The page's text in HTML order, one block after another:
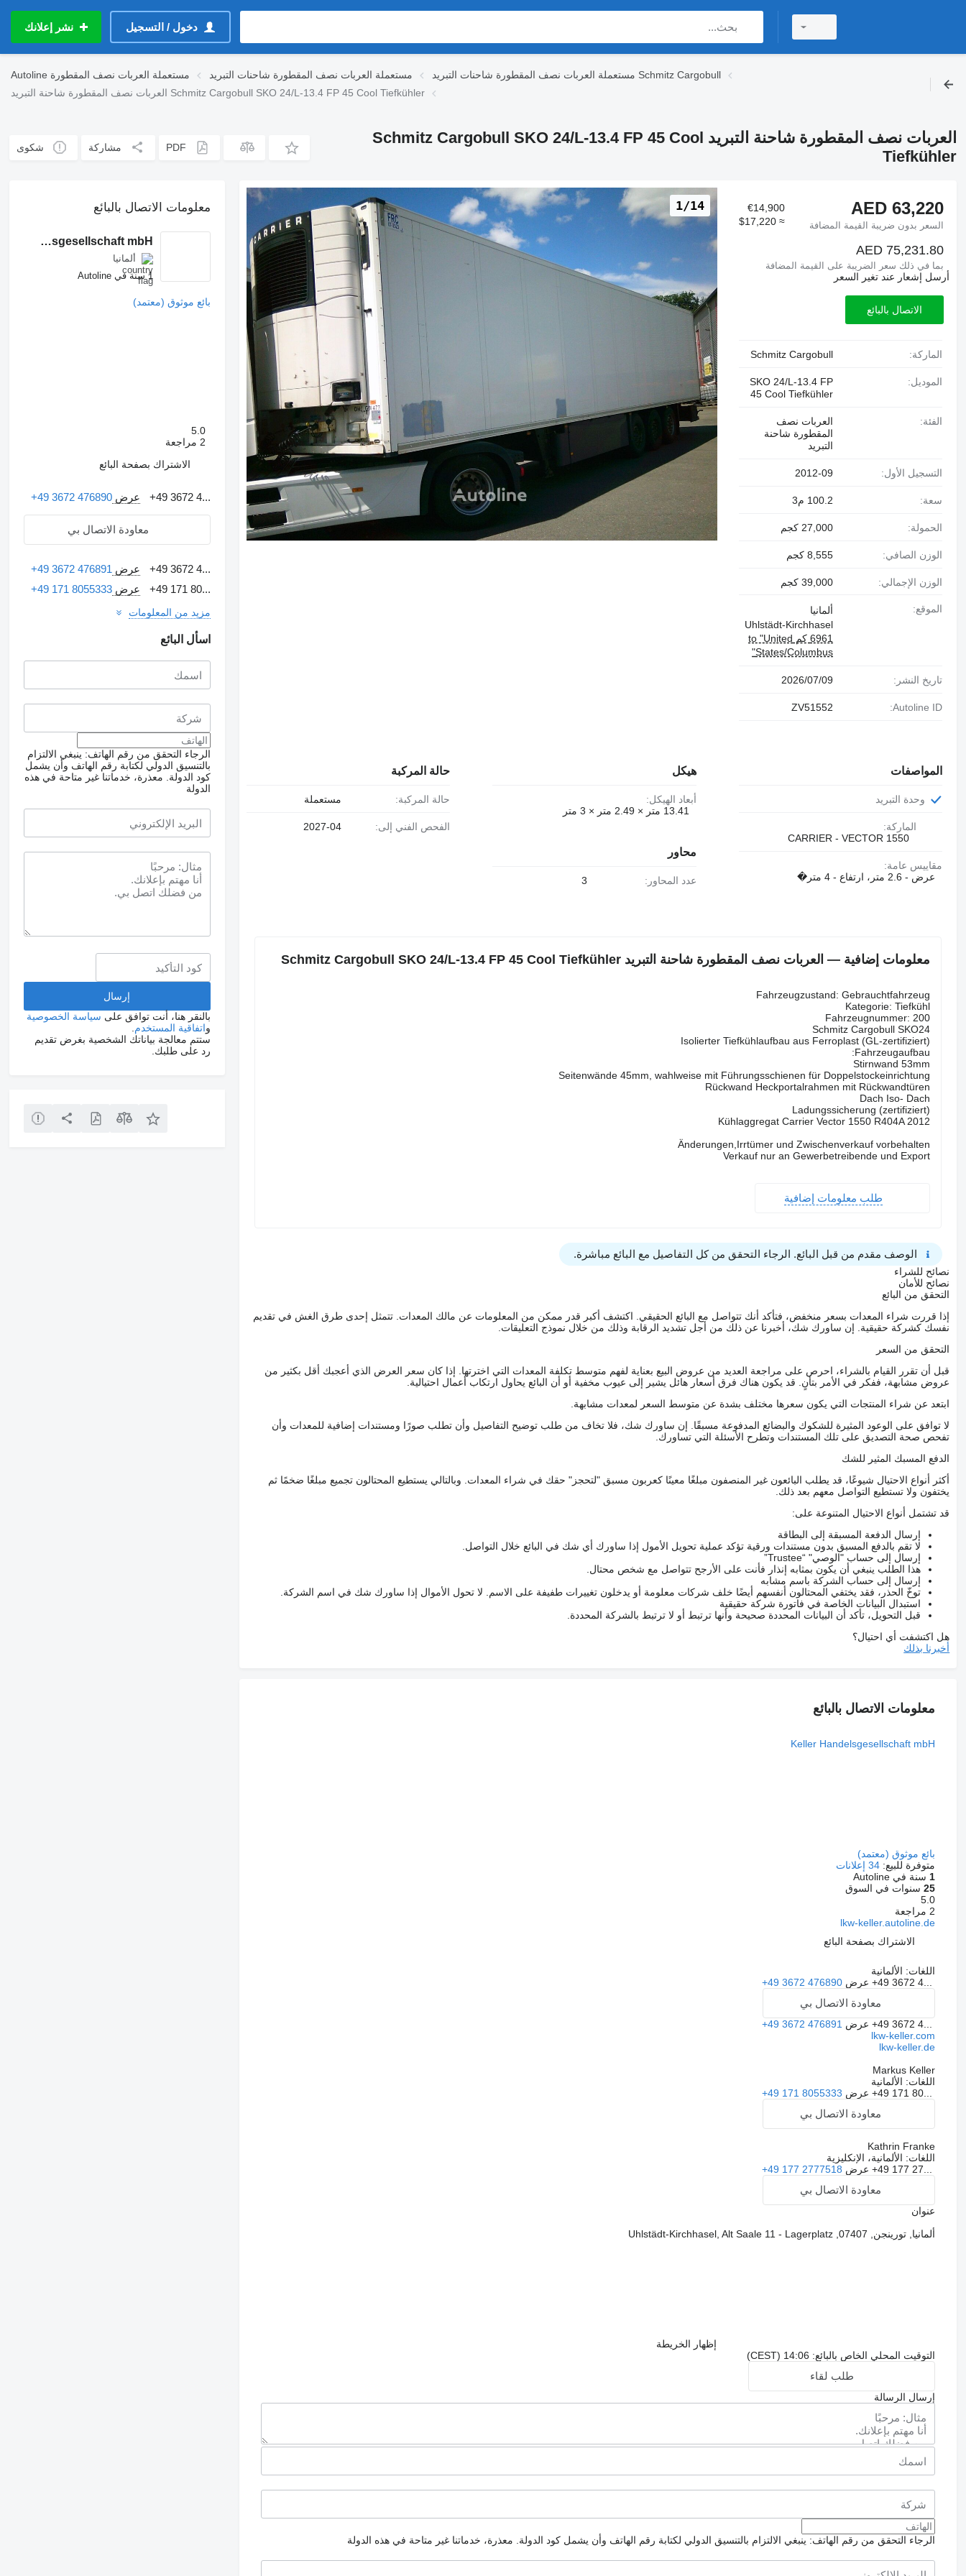
دخول / التسجيل نشر إعلانك
Autoline مستعملة العربات نصف المقطورة مستعملة العربات نصف المقطورة شاحنات التبريد
مستعملة العربات نصف المقطورة شاحنات التبريد Schmitz Cargobull
العربات نصف المقطورة شاحنة التبريد Schmitz Cargobull SKO 24/L-13.4 FP 45 Cool Tiefkühler
العربات نصف المقطورة شاحنة التبريد Schmitz Cargobull SKO 24/L-13.4 FP 45 Cool
Tiefkühler
PDF مشاركة شكوى
1/14 AED 63,220
السعر بدون ضريبة القيمة المضافة
€14,900
≈ $17,220
AED 75,231.80
بما في ذلك سعر الضريبة على القيمة المضافة
أرسل إشعار عند تغير السعر
الاتصال بالبائع
الماركة: Schmitz Cargobull
الموديل:
SKO 24/L-13.4 FP
45 Cool Tiefkühler
الفئة:
العربات نصف
المقطورة شاحنة
التبريد
التسجيل الأول: 2012-09
سعة: 100.2 م3
الحمولة: 27,000 كجم
الوزن الصافي: 8,555 كجم
الوزن الإجمالي: 39,000 كجم
الموقع:
ألمانيا
Uhlstädt-Kirchhasel
6961 كم to "United
States/Columbus"
تاريخ النشر: 09‏/07‏/2026
Autoline ID:
ZV51552
المواصفات
وحدة التبريد
الماركة:
CARRIER - VECTOR 1550
مقاييس عامة:
عرض - 2.6 متر، ارتفاع - 4 متر�
هيكل
أبعاد الهيكل:
13.41 متر × 2.49 متر × 3 متر
محاور
عدد المحاور: 3
حالة المركبة
حالة المركبة: مستعملة
الفحص الفني إلى: 2027-04
معلومات إضافية — العربات نصف المقطورة شاحنة التبريد Schmitz Cargobull SKO 24/L-13.4 FP 45 Cool Tiefkühler
Fahrzeugzustand: Gebrauchtfahrzeug
Kategorie: Tiefkühl
Fahrzeugnummer: 200
Schmitz Cargobull SKO24
Isolierter Tiefkühlaufbau aus Ferroplast (GL-zertifiziert)
Fahrzeugaufbau:
Stirnwand 53mm
Seitenwände 45mm, wahlweise mit Führungsschienen für Doppelstockeinrichtung
Rückwand Heckportalrahmen mit Rückwandtüren
Dach Iso- Dach
Ladungssicherung (zertifiziert)
Kühlaggregat Carrier Vector 1550 R404A 2012
Änderungen,Irrtümer und Zwischenverkauf vorbehalten
Verkauf nur an Gewerbetreibende und Export
طلب معلومات إضافية
الوصف مقدم من قبل البائع. الرجاء التحقق من كل التفاصيل مع البائع مباشرة.
نصائح للشراء
نصائح للأمان
التحقق من البائع
إذا قررت شراء المعدات بسعر منخفض، فتأكد أنك تتواصل مع البائع الحقيقي. اكتشف أكبر قدر ممكن من المعلومات عن مالك المعدات. تتمثل إحدى طرق الغش في تقديم
نفسك كشركة حقيقية. إن ساورك شك، أخبرنا عن ذلك من أجل تشديد الرقابة وذلك من خلال نموذج التعليقات.
التحقق من السعر
قبل أن تقرر القيام بالشراء، احرص على مراجعة العديد من عروض البيع بعناية لفهم متوسط تكلفة المعدات التي اخترتها. إذا كان سعر العرض الذي أعجبك أقل بكثير من
عروض مشابهة، ففكر في الأمر بتأنٍ. قد يكون هناك فرق أسعار هائل يشير إلى عيوب مخفية أو أن البائع يحاول ارتكاب أعمال احتيالية.
ابتعد عن شراء المنتجات التي يكون سعرها مختلف بشدة عن متوسط السعر لمعدات مشابهة.
لا توافق على الوعود المثيرة للشكوك والبضائع المدفوعة مسبقًا. إن ساورك شك، فلا تخاف من طلب توضيح التفاصيل وأن تطلب صورًا ومستندات إضافية للمعدات وأن
تفحص صحة التصديق على تلك المستندات وتطرح الأسئلة التي تساورك.
الدفع المسبك المثير للشك
أكثر أنواع الاحتيال شيوعًا، قد يطلب البائعون غير المنصفون مبلغًا معينًا كعربون مسبق "لتحجز" حقك في شراء المعدات. وبالتالي يستطيع المحتالون تجميع مبلغًا ضخمًا ثم
يختفون ولا تستطيع التواصل معهم بعد ذلك.
قد تشتمل أنواع الاحتيال المتنوعة على:
إرسال الدفعة المسبقة إلى البطاقة
لا تقم بالدفع المسبق بدون مستندات ورقية تؤكد عملية تحويل الأمول إذا ساورك أي شك في البائع خلال التواصل.
إرسال إلى حساب "الوصي" “Trustee”
هذا الطلب ينبغي أن يكون بمثابه إنذار فأنت على الأرجح تتواصل مع شخص محتال.
إرسال إلى حساب الشركة باسم مشابه
توخّ الحذر، فقد يختفي المحتالون أنفسهم أيضًا خلف شركات معلومة أو يدخلون تغييرات طفيفة على الاسم. لا تحول الأموال إذا ساورك شك في اسم الشركة.
استبدال البيانات الخاصة في فاتورة شركة حقيقية
قبل التحويل، تأكد أن البيانات المحددة صحيحة وأنها ترتبط أو لا ترتبط بالشركة المحددة.
هل اكتشفت أي احتيال؟
أخبرنا بذلك
معلومات الاتصال بالبائع
Keller Handelsgesellschaft mbH
بائع موثوق (معتمد)
متوفرة للبيع: 34 إعلانات
1سنة في Autoline
25سنوات في السوق
5.0
2 مراجعة
lkw-keller.autoline.de
الاشتراك بصفحة البائع
اللغات: الألمانية
+49 3672 4... عرض +49 3672 476890
معاودة الاتصال بي
+49 3672 4... عرض +49 3672 476891
lkw-keller.com
lkw-keller.de
Markus Keller
اللغات: الألمانية
+49 171 80... عرض +49 171 8055333
معاودة الاتصال بي
Kathrin Franke
اللغات: الألمانية، الإنكليزية
+49 177 27... عرض +49 177 2777518
معاودة الاتصال بي
عنوان
ألمانيا, تورينجن, 07407, Uhlstädt-Kirchhasel, Alt Saale 11 - Lagerplatz
إظهار الخريطة
التوقيت المحلي الخاص بالبائع: 14:06 (CEST)
طلب لقاء
إرسال الرسالة
الرجاء التحقق من رقم الهاتف: ينبغي الالتزام بالتنسيق الدولي لكتابة رقم الهاتف وأن يشمل كود الدولة. معذرة، خدماتنا غير متاحة في هذه الدولة
معلومات الاتصال بالبائع
Keller Handelsgesellschaft mbH
ألمانيا
1 سنة في Autoline
بائع موثوق (معتمد)
5.0
2 مراجعة
الاشتراك بصفحة البائع
+49 3672 4... عرض+49 3672 476890
معاودة الاتصال بي
+49 3672 4... عرض +49 3672 476891
+49 171 80...
عرض+49 171 8055333
مزيد من المعلومات
اسأل البائع
الرجاء التحقق من رقم الهاتف: ينبغي الالتزام
بالتنسيق الدولي لكتابة رقم الهاتف وأن يشمل
كود الدولة.
معذرة، خدماتنا غير متاحة في هذه
الدولة
بالنقر هنا، أنت توافق على سياسة الخصوصية
واتفاقية المستخدم
ستتم معالجة بياناتك الشخصية بغرض تقديم
رد على طلبك.